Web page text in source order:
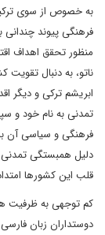
به خصوص از سوی
فرهنگی پیوند چندانی
منظور تحقق اهداف
ناتو، به دنبال
ابریشم ترکی و دیگر
تمدنی به نام خود و
فرهنگی و سیاسی آن
دلیل همبستگی تمدنی
قلب این کشورها
کم توجهی به ظرفیت
دوستداران زبان